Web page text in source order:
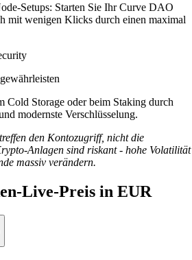
Setups: Starten Sie Ihr Curve DAO
mit wenigen Klicks durch einen maximal
Cold Storage oder beim Staking durch
modernste Verschlüsselung.
den Kontozugriff, nicht die
Anlagen sind riskant - hohe Volatilität
massiv verändern.
Live-Preis in EUR